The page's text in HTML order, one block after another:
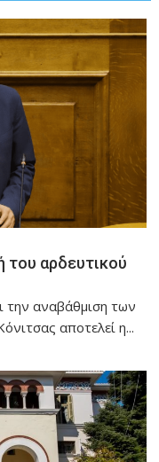
του αρδευτικού
την αναβάθμιση των
αποτελεί η...